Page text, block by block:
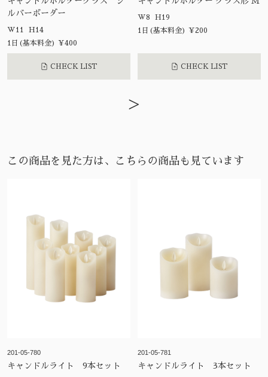
ルバーボーダー
W11 H14
1日(基本料金) ¥400
CHECK LIST
W8 H19
1日(基本料金) ¥200
CHECK LIST
>
この商品を見た方は、こちらの商品も見ています
201-05-780
キャンドルライト 9本セット
201-05-781
キャンドルライト 3本セット